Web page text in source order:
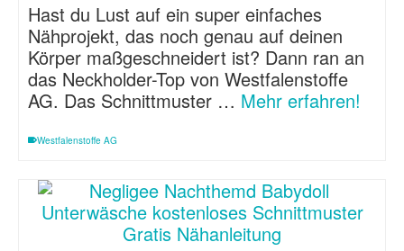
Hast du Lust auf ein super einfaches
Nähprojekt, das noch genau auf deinen
Körper maßgeschneidert ist? Dann ran an
das Neckholder-Top von Westfalenstoffe
AG. Das Schnittmuster … Mehr erfahren!
Westfalenstoffe AG